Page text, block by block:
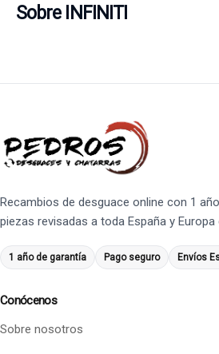
Sobre INFINITI
Recambios de desguace online con 1
piezas revisadas a toda España y Europa
1 año de garantía Pago seguro Envíos
Conócenos
Sobre nosotros